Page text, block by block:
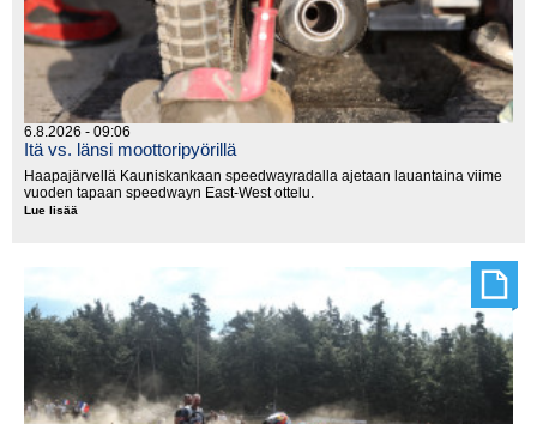
6.8.2026 - 09:06
Itä vs. länsi moottoripyörillä
Haapajärvellä Kauniskankaan speedwayradalla ajetaan lauantaina viime
vuoden tapaan speedwayn East-West ottelu.
Lue lisää